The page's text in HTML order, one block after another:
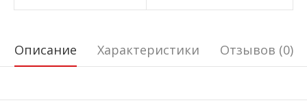
Описание Характеристики Отзывов (0)